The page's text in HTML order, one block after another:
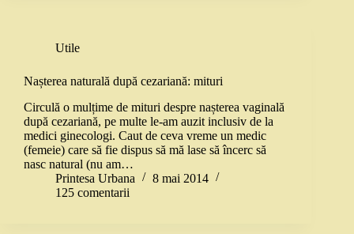
Utile
Nașterea naturală după cezariană: mituri
Circulă o mulțime de mituri despre nașterea vaginală
după cezariană, pe multe le-am auzit inclusiv de la
medici ginecologi. Caut de ceva vreme un medic
(femeie) care să fie dispus să mă lase să încerc să
nasc natural (nu am…
Printesa Urbana
8 mai 2014
125 comentarii